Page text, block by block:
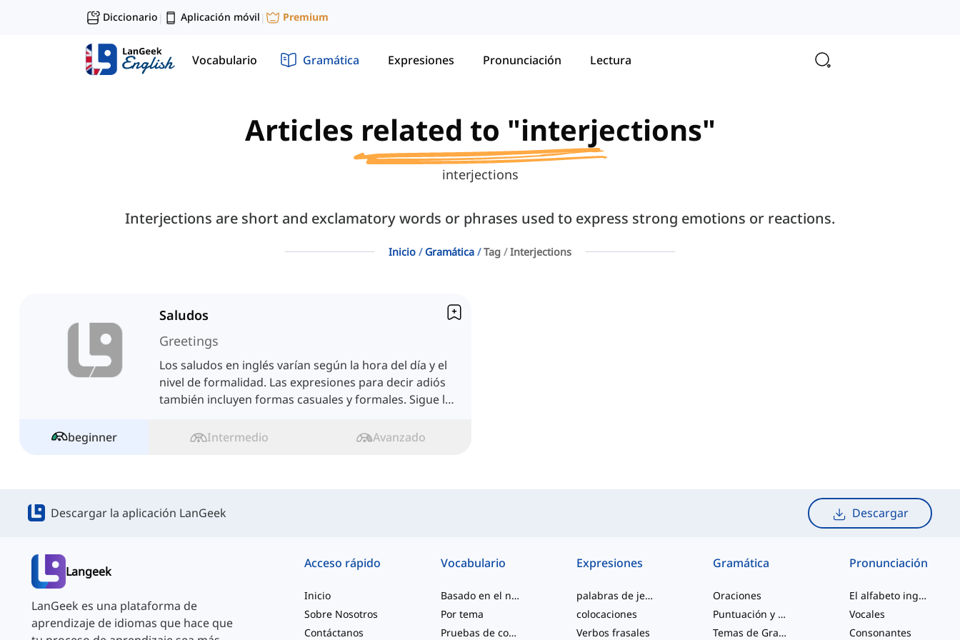
Diccionario | Aplicación móvil | Premium
Vocabulario Gramática Expresiones Pronunciación Lectura
Articles related to "interjections"
interjections
Interjections are short and exclamatory words or phrases used to express strong emotions or reactions.
Inicio Gramática Tag Interjections
Saludos
Greetings
Los saludos en inglés varían según la hora del día y el
nivel de formalidad. Las expresiones para decir adiós
también incluyen formas casuales y formales. Sigue la
beginner
Intermedio Avanzado
Descargar la aplicación LanGeek Descargar
Langeek
LanGeek es una plataforma de
aprendizaje de idiomas que hace que
Acceso rápido
Inicio
Sobre Nosotros
Contáctanos
Vocabulario
Basado en el nivel
Por tema
Pruebas de competencia
Expresiones
palabras de jerga
colocaciones
Verbos frasales
Gramática
Oraciones
Puntuación y Ortografía
Temas de Gramática Varios
Pronunciación
El alfabeto inglés
Vocales
Consonantes